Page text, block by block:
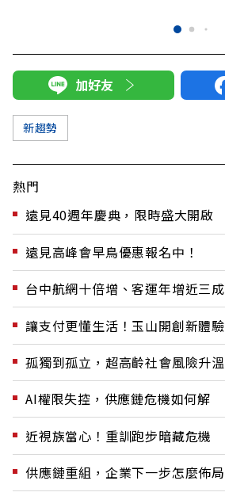
加好友
新趨勢
熱門
遠見40週年慶典，限時盛大開啟
遠見高峰會早鳥優惠報名中！
台中航網十倍增、客運年增近三成
讓支付更懂生活！玉山開創新體驗
孤獨到孤立，超高齡社會風險升溫
AI權限失控，供應鏈危機如何解
近視族當心！重訓跑步暗藏危機
供應鏈重組，企業下一步怎麼佈局